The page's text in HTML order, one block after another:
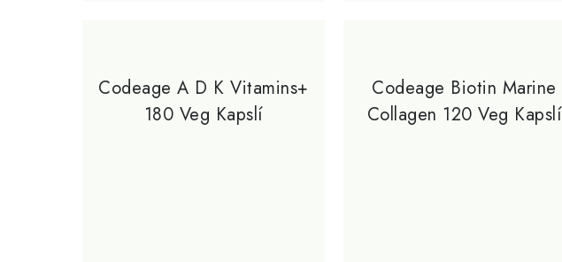
Codeage A D K Vitamins+
180 Veg Kapslí
Codeage Biotin Marine
Collagen 120 Veg Kapslí